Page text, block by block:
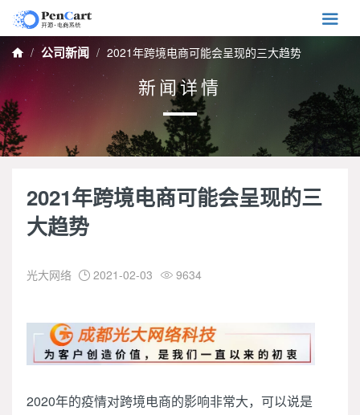

新闻详情
 公司新闻 2021年跨境电商可能会呈现的三大趋势
2021年跨境电商可能会呈现的三
大趋势
光大网络  2021-02-03  9634
2020年的疫情对跨境电商的影响非常大，可以说是